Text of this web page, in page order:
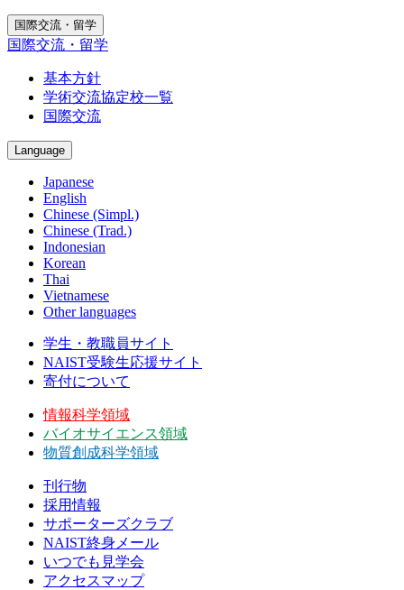
国際交流・留学
国際交流・留学
基本方針
学術交流協定校一覧
国際交流
Language
Japanese
English
Chinese (Simpl.)
Chinese (Trad.)
Indonesian
Korean
Thai
Vietnamese
Other languages
学生・教職員サイト
NAIST受験生応援サイト
寄付について
情報科学領域
バイオサイエンス領域
物質創成科学領域
刊行物
採用情報
サポーターズクラブ
NAIST終身メール
いつでも見学会
アクセスマップ